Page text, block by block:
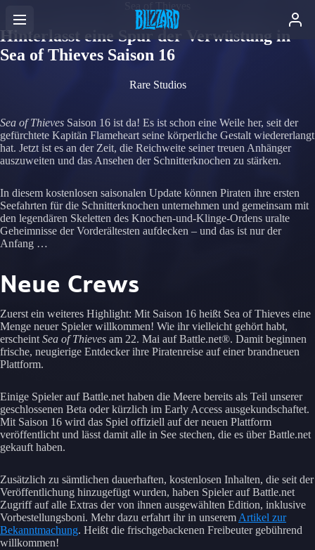
Hinterlasst eine Spur der Verwüstung in
Sea of Thieves Saison 16
Rare Studios
Sea of Thieves Saison 16 ist da! Es ist schon eine Weile her, seit der
gefürchtete Kapitän Flameheart seine körperliche Gestalt wiedererlangt
hat. Jetzt ist es an der Zeit, die Reichweite seiner treuen Anhänger
auszuweiten und das Ansehen der Schnitterknochen zu stärken.
In diesem kostenlosen saisonalen Update können Piraten ihre ersten
Seefahrten für die Schnitterknochen unternehmen und gemeinsam mit
den legendären Skeletten des Knochen-und-Klinge-Ordens uralte
Geheimnisse der Vorderältesten aufdecken – und das ist nur der
Anfang …
Neue Crews
Zuerst ein weiteres Highlight: Mit Saison 16 heißt Sea of Thieves eine
Menge neuer Spieler willkommen! Wie ihr vielleicht gehört habt,
erscheintSea of Thieves am 22. Mai auf Battle.net®. Damit beginnen
frische, neugierige Entdecker ihre Piratenreise auf einer brandneuen
Plattform.
Einige Spieler auf Battle.net haben die Meere bereits als Teil unserer
geschlossenen Beta oder kürzlich im Early Access ausgekundschaftet.
Mit Saison 16 wird das Spiel offiziell auf der neuen Plattform
veröffentlicht und lässt damit alle in See stechen, die es über Battle.net
gekauft haben.
Zusätzlich zu sämtlichen dauerhaften, kostenlosen Inhalten, die seit der
Veröffentlichung hinzugefügt wurden, haben Spieler auf Battle.net
Zugriff auf alle Extras der von ihnen ausgewählten Edition, inklusive
Vorbestellungsboni. Mehr dazu erfahrt ihr in unseremArtikel zur
Bekanntmachung. Heißt die frischgebackenen Freibeuter gebührend
willkommen!